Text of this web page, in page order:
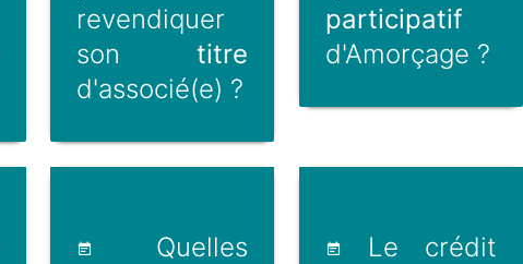
revendiquer
sontitre
d'associé(e) ?
participatif
d'Amorçage ?
Quelles
Le crédit